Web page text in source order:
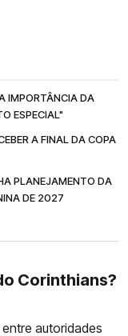
IMPORTÂNCIA DA
ESPECIAL"
A FINAL DA COPA
PLANEJAMENTO DA
DE 2027
Corinthians?
autoridades